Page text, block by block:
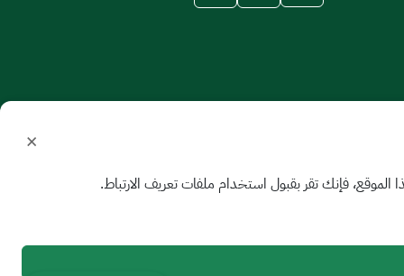
×
فإنك تقر بقبول استخدام ملفات تعريف الارتباط.